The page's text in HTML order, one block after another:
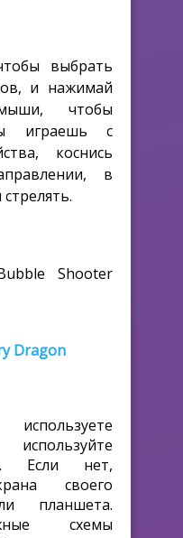
выбрать
и нажимай
чтобы
играешь с
коснись
в
Shooter
Dragon
Если нет,
своего
планшета.
схемы